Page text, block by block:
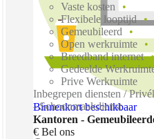
Binnenkort beschikbaar
Vaste kosten
Flexibele looptijd
Gemeubileerd
Open werkruimte
Breedband internet
Gedeelde
Prive Werkruimte
Inbegrepen diensten /
- Schoonmaakdienst
Kantoren -
€ Bel ons